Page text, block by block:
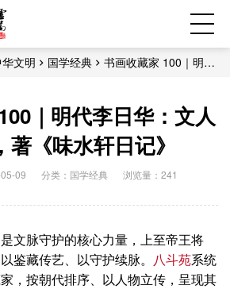
文明 国学经典
书画收藏家 100｜明代
｜明代李日华：文人
著《味水轩日记》
09 分类： 国学经典 浏览量：241
文脉守护的核心力量，上至帝王将
鉴藏传艺、以守护续脉。 八斗苑系统
，按朝代排序、以人物立传，呈现其